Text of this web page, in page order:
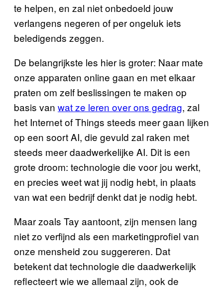
te helpen, en zal niet onbedoeld jouw
verlangens negeren of per ongeluk iets
beledigends zeggen.
De belangrijkste les hier is groter: Naar mate
onze apparaten online gaan en met elkaar
praten om zelf beslissingen te maken op
basis van wat ze leren over ons gedrag, zal
het Internet of Things steeds meer gaan lijken
op een soort AI, die gevuld zal raken met
steeds meer daadwerkelijke AI. Dit is een
grote droom: technologie die voor jou werkt,
en precies weet wat jij nodig hebt, in plaats
van wat een bedrijf denkt dat je nodig hebt.
Maar zoals Tay aantoont, zijn mensen lang
niet zo verfijnd als een marketingprofiel van
onze mensheid zou suggereren. Dat
betekent dat technologie die daadwerkelijk
reflecteert wie we allemaal zijn, ook de